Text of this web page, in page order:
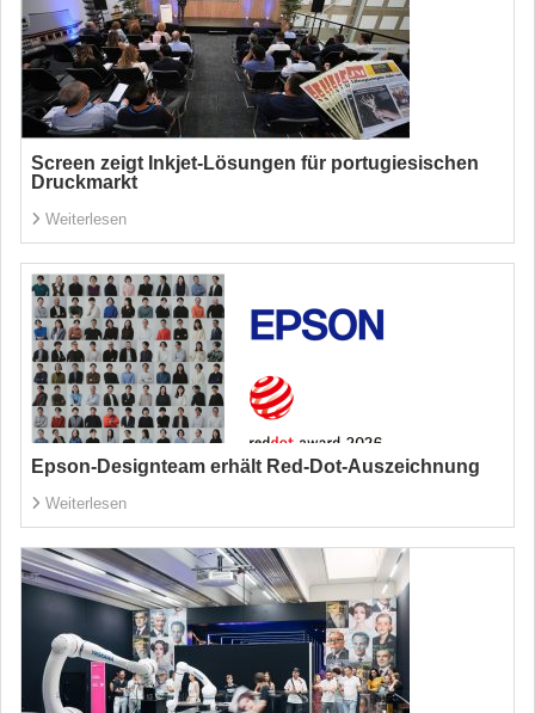
Screen zeigt Inkjet-Lösungen für portugiesischen
Druckmarkt
Weiterlesen
Epson-Designteam erhält Red-Dot-Auszeichnung
Weiterlesen